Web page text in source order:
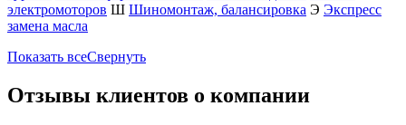
электромоторов Ш Шиномонтаж, балансировка Э Экспресс
замена масла
Показать всеСвернуть
Отзывы клиентов о компании